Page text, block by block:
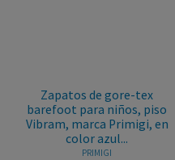
Zapatos de gore-tex
barefoot para niños, piso
Vibram, marca Primigi, en
color azul...
PRIMIGI